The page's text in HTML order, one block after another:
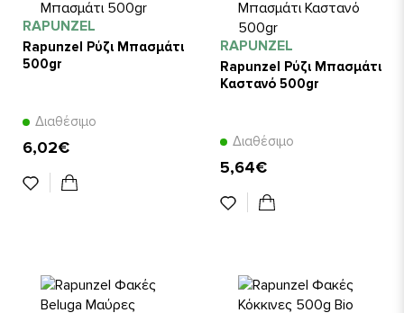
RAPUNZEL
Rapunzel Ρύζι Μπασμάτι
500gr
Διαθέσιμο
6,02€
RAPUNZEL
Rapunzel Ρύζι Μπασμάτι
Καστανό 500gr
Διαθέσιμο
5,64€